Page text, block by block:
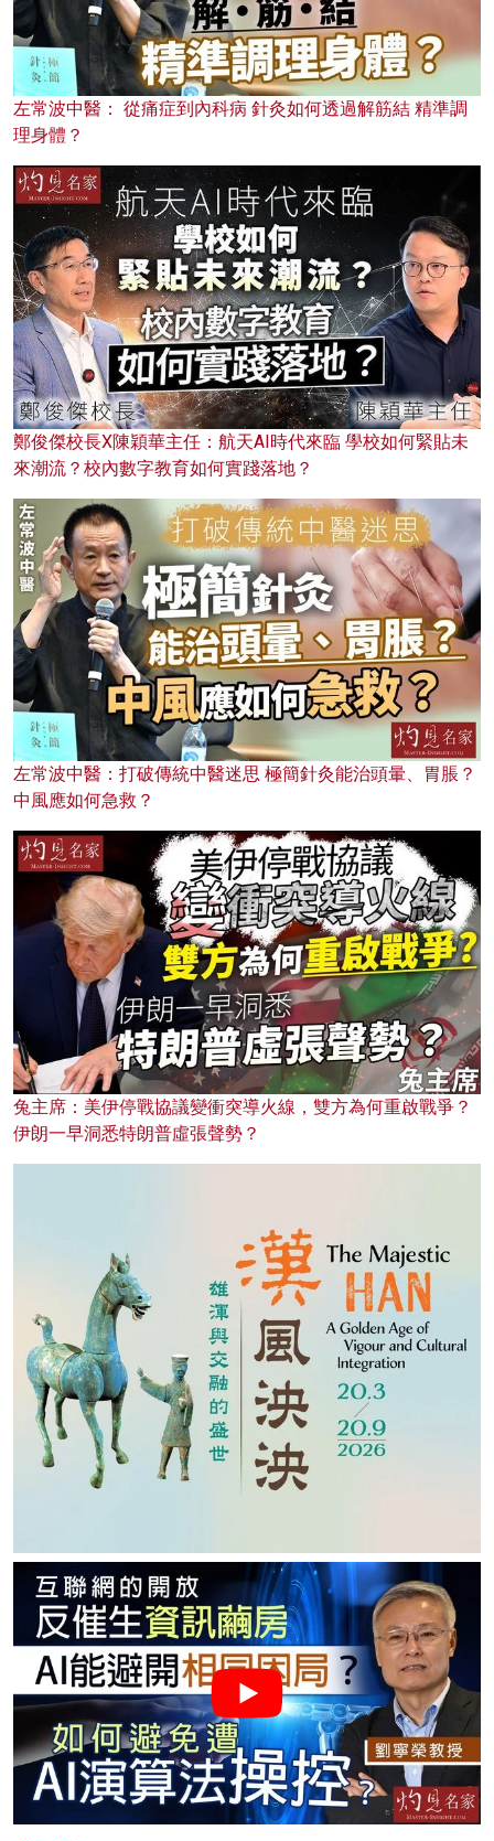
左常波中醫： 從痛症到內科病 針灸如何透過解筋結 精準調
理身體？
鄭俊傑校長X陳穎華主任：航天AI時代來臨 學校如何緊貼未
來潮流？校內數字教育如何實踐落地？
左常波中醫：打破傳統中醫迷思 極簡針灸能治頭暈、胃脹？
中風應如何急救？
兔主席：美伊停戰協議變衝突導火線，雙方為何重啟戰爭？
伊朗一早洞悉特朗普虛張聲勢？